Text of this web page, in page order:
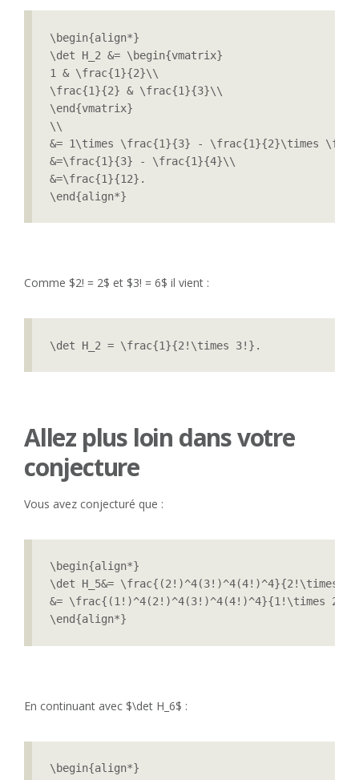
\begin{align*}
\det H_2 &= \begin{vmatrix}
1 & \frac{1}{2}\\
\frac{1}{2} & \frac{1}{3}\\
\end{vmatrix}
\\
&= 1\times \frac{1}{3} - \frac{1}{2}\times
&=\frac{1}{3} - \frac{1}{4}\\
&=\frac{1}{12}.
\end{align*}
Comme $2! = 2$ et $3! = 6$ il vient :
\det H_2 = \frac{1}{2!\times 3!}.
Allez plus loin dans votre
conjecture
Vous avez conjecturé que :
\begin{align*}
\det H_5&= \frac{(2!)^4(3!)^4(4!)^4}{2!\times
&= \frac{(1!)^4(2!)^4(3!)^4(4!)^4}{1!\times
\end{align*}
En continuant avec $\det H_6$ :
\begin{align*}